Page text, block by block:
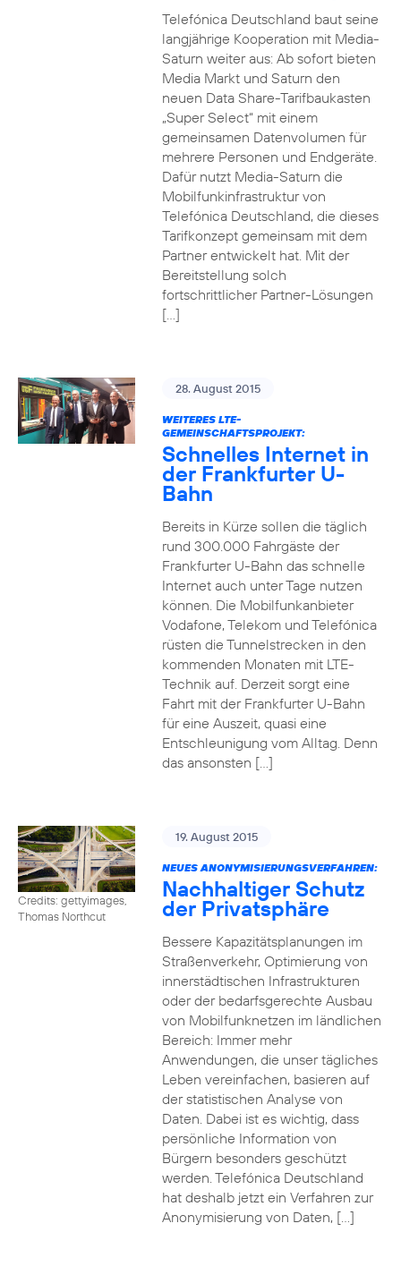
Telefónica Deutschland baut seine
langjährige Kooperation mit Media-
Saturn weiter aus: Ab sofort bieten
Media Markt und Saturn den
neuen Data Share-Tarifbaukasten
„Super Select“ mit einem
gemeinsamen Datenvolumen für
mehrere Personen und Endgeräte.
Dafür nutzt Media-Saturn die
Mobilfunkinfrastruktur von
Telefónica Deutschland, die dieses
Tarifkonzept gemeinsam mit dem
Partner entwickelt hat. Mit der
Bereitstellung solch
fortschrittlicher Partner-Lösungen
[…]
28. August 2015
WEITERES LTE-
GEMEINSCHAFTSPROJEKT:
Schnelles Internet in
der Frankfurter U-
Bahn
Bereits in Kürze sollen die täglich
rund 300.000 Fahrgäste der
Frankfurter U-Bahn das schnelle
Internet auch unter Tage nutzen
können. Die Mobilfunkanbieter
Vodafone, Telekom und Telefónica
rüsten die Tunnelstrecken in den
kommenden Monaten mit LTE-
Technik auf. Derzeit sorgt eine
Fahrt mit der Frankfurter U-Bahn
für eine Auszeit, quasi eine
Entschleunigung vom Alltag. Denn
das ansonsten […]
Credits: gettyimages,
Thomas Northcut
19. August 2015
NEUES ANONYMISIERUNGSVERFAHREN:
Nachhaltiger Schutz
der Privatsphäre
Bessere Kapazitätsplanungen im
Straßenverkehr, Optimierung von
innerstädtischen Infrastrukturen
oder der bedarfsgerechte Ausbau
von Mobilfunknetzen im ländlichen
Bereich: Immer mehr
Anwendungen, die unser tägliches
Leben vereinfachen, basieren auf
der statistischen Analyse von
Daten. Dabei ist es wichtig, dass
persönliche Information von
Bürgern besonders geschützt
werden. Telefónica Deutschland
hat deshalb jetzt ein Verfahren zur
Anonymisierung von Daten, […]